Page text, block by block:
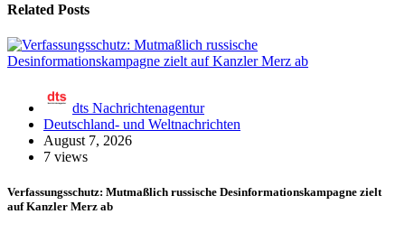
Related Posts
dts Nachrichtenagentur
Deutschland- und Weltnachrichten
August 7, 2026
7 views
Verfassungsschutz: Mutmaßlich russische Desinformationskampagne zielt
auf Kanzler Merz ab